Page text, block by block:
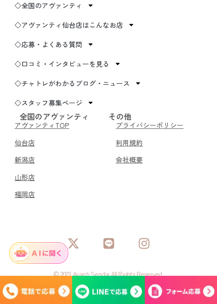
◇全国のアヴァンティ
◇アヴァンティ仙台店はこんなお店
◇応募・よくある質問
◇口コミ・インタビューを見る
◇チャトレがわかるブログ・ニュース
◇スタッフ募集ページ
全国のアヴァンティ
アヴァンティTOP
仙台店
新潟店
山形店
福岡店
その他
プライバシーポリシー
利用規約
会社概要
© 2023 Avanti Sendai All Rights Reserved.